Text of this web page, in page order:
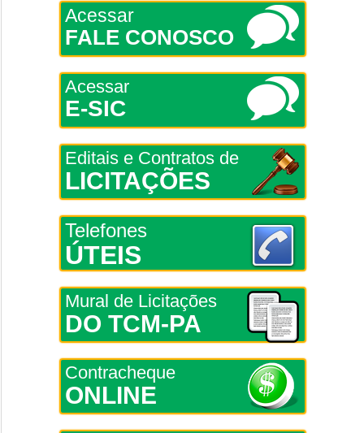
Acessar
FALE CONOSCO
Acessar
E-SIC
Editais e Contratos de
LICITAÇÕES
Telefones
ÚTEIS
Mural de Licitações
DO TCM-PA
Contracheque
ONLINE